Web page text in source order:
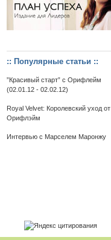
:: Популярные статьи ::
”Красивый старт” c Орифлейм
(02.01.12 - 02.02.12)
Royal Velvet: Королевский уход от
Орифлэйм
Интервью с Марселем Маронжу